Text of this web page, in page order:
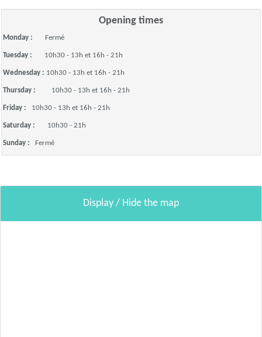
Opening times
Monday : Fermé
Tuesday : 10h30 - 13h et 16h - 21h
Wednesday : 10h30 - 13h et 16h - 21h
Thursday : 10h30 - 13h et 16h - 21h
Friday : 10h30 - 13h et 16h - 21h
Saturday : 10h30 - 21h
Sunday : Fermé
Display / Hide the map